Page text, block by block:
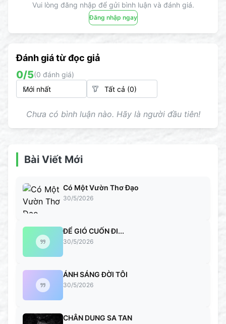
Vui lòng đăng nhập để gửi bình luận và đánh giá.
Đăng nhập ngay
Đánh giá từ đọc giả
0/5(0 đánh giá)
Chưa có bình luận nào. Hãy là người đầu tiên!
Bài Viết Mới
Có Một Vườn Thơ Đạo
30/5/2026
ĐỂ GIÓ CUỐN ĐI...
30/5/2026
ÁNH SÁNG ĐỜI TÔI
30/5/2026
CHÂN DUNG SA TAN